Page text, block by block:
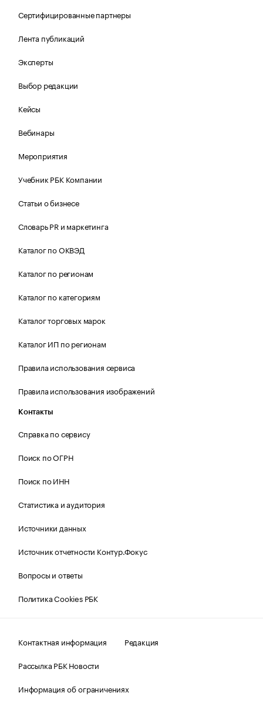
Сертифицированные партнеры
Лента публикаций
Эксперты
Выбор редакции
Кейсы
Вебинары
Мероприятия
Учебник РБК Компании
Статьи о бизнесе
Словарь PR и маркетинга
Каталог по ОКВЭД
Каталог по регионам
Каталог по категориям
Каталог торговых марок
Каталог ИП по регионам
Правила использования сервиса
Правила использования изображений
Контакты
Справка по сервису
Поиск по ОГРН
Поиск по ИНН
Статистика и аудитория
Источники данных
Источник отчетности Контур.Фокус
Вопросы и ответы
Политика Cookies РБК
Контактная информация
Редакция
Рассылка РБК Новости
Информация об ограничениях